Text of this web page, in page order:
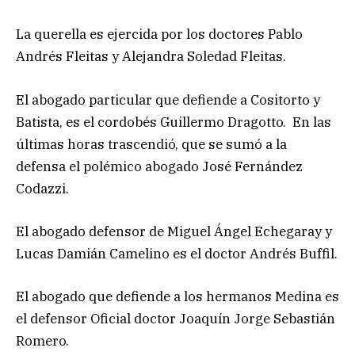
La querella es ejercida por los doctores Pablo
Andrés Fleitas y Alejandra Soledad Fleitas.
El abogado particular que defiende a Cositorto y
Batista, es el cordobés Guillermo Dragotto. En las
últimas horas trascendió, que se sumó a la
defensa el polémico abogado José Fernández
Codazzi.
El abogado defensor de Miguel Ángel Echegaray y
Lucas Damián Camelino es el doctor Andrés Buffil.
El abogado que defiende a los hermanos Medina es
el defensor Oficial doctor Joaquín Jorge Sebastián
Romero.